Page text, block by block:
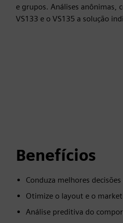
e grupos. Análises anônimas,
VS133 e o VS135 a solução
Benefícios
Conduza melhores
Otimize o layout e o
Análise preditiva do